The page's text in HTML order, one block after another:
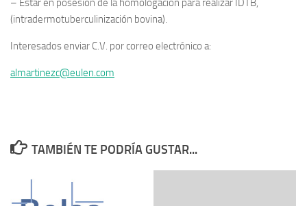
(intradermotuberculinización bovina).
Interesados enviar C.V. por correo electrónico a:
almartinezc@eulen.com
TAMBIÉN TE PODRÍA GUSTAR...